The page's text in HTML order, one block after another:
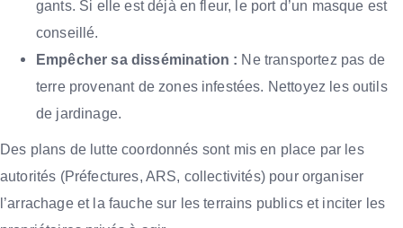
gants. Si elle est déjà en fleur, le port d’un masque est
conseillé.
Empêcher sa dissémination : Ne transportez pas de
terre provenant de zones infestées. Nettoyez les outils
de jardinage.
Des plans de lutte coordonnés sont mis en place par les
autorités (Préfectures, ARS, collectivités) pour organiser
l’arrachage et la fauche sur les terrains publics et inciter les